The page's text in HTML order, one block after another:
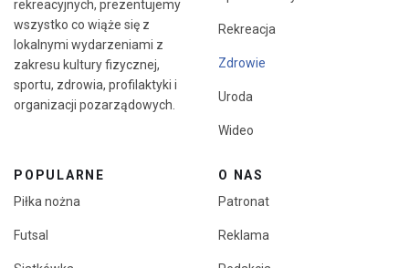
rekreacyjnych, prezentujemy
wszystko co wiąże się z
lokalnymi wydarzeniami z
zakresu kultury fizycznej,
sportu, zdrowia, profilaktyki i
organizacji pozarządowych.
Rekreacja
Zdrowie
Uroda
Wideo
POPULARNE
Piłka nożna
Futsal
O NAS
Patronat
Reklama